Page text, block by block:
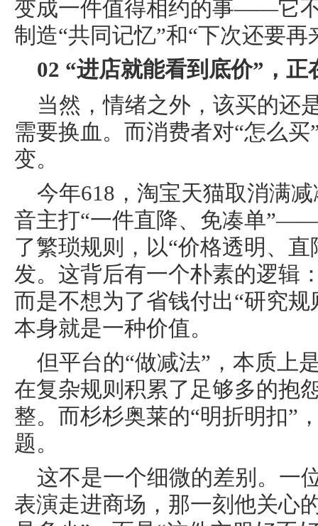
变成一件值得相约的事——它
制造“共同记忆”和“下次还要再
02 “进店就能看到底价”，
当然，情绪之外，该买的还
需要换血。而消费者对“怎么
变。
今年618，淘宝天猫取消满
音主打“一件直降、免凑单
了繁琐规则，以“价格透明、
发。这背后有一个朴素的逻辑
而是不想为了省钱付出“研究
本身就是一种价值。
但平台的“做减法”，本质
在复杂规则积累了足够多的抱
整。而杉杉奥莱的“明折明扣”
题。
这不是一个细微的差别。一
表演走进商场，那一刻他关心